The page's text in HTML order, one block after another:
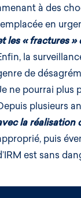
à des
en
les « fractures
la
de
ne pourrai plus
plusieurs
la réalisation
puis
est sans